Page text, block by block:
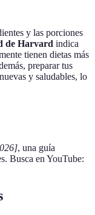
y las porciones
de Harvard indica
tienen dietas más
preparar tus
y saludables, lo
, una guía
Busca en YouTube: